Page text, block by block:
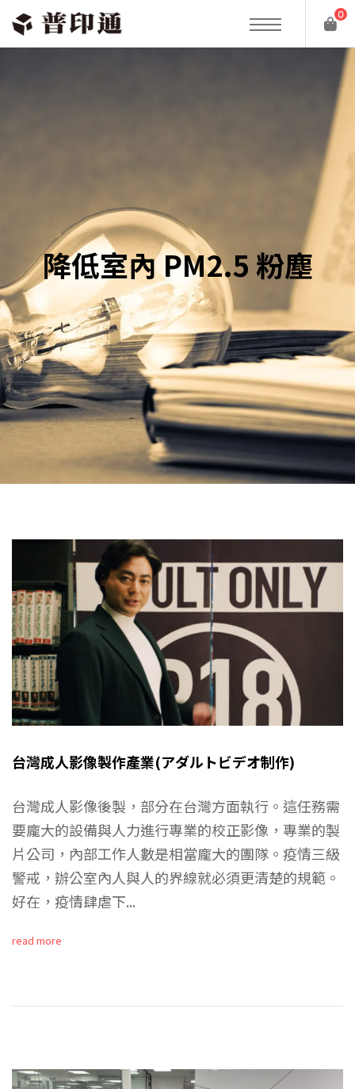
0
降低室內 PM2.5 粉塵
台灣成人影像製作產業(アダルトビデオ制作)
台灣成人影像後製，部分在台灣方面執行。這任務需
要龐大的設備與人力進行專業的校正影像，專業的製
片公司，內部工作人數是相當龐大的團隊。疫情三級
警戒，辦公室內人與人的界線就必須更清楚的規範。
好在，疫情肆虐下...
read more